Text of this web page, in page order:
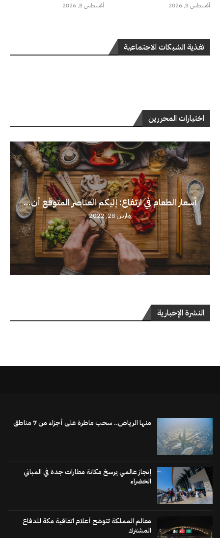
أغسطس 8, 2026 أغسطس 8, 2026
تغذية الشبكات الاجتماعية
اختيارات المحررين
أسعار الطعام في ارتفاع: إليكم العناصر المتوقع أن...
مارس 28, 2022
النشرة الإخبارية
منها الرياض.. سحب ماطرة على أجزاء من 7 مناطق
إنجاز عالمي يرسخ مكانة مطارات جدة في المباني
الخضراء
معالم المملكة تتوشح أعلام اتفاقية مكة للدفاع
المشترك